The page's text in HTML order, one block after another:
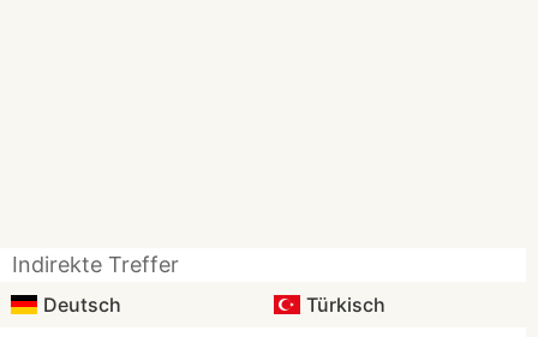
Indirekte Treffer
Deutsch Türkisch